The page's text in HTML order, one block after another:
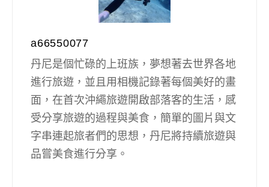
a66550077
丹尼是個忙碌的上班族，夢想著去世界各地
進行旅遊，並且用相機記錄著每個美好的畫
面，在首次沖繩旅遊開啟部落客的生活，感
受分享旅遊的過程與美食，簡單的圖片與文
字串連起旅者們的思想，丹尼將持續旅遊與
品嘗美食進行分享。